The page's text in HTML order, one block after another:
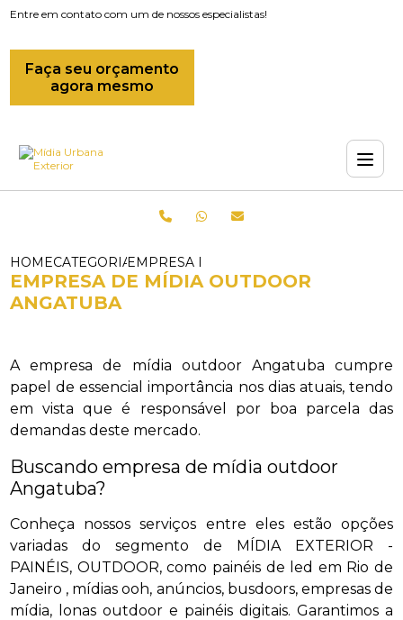
Entre em contato com um de nossos especialistas!
Faça seu orçamento
agora mesmo
HOMECATEGORIASEMPRESA DE MIDIAS
EMPRESA DE MÍDIA OUTDOOR
ANGATUBA
A empresa de mídia outdoor Angatuba cumpre
papel de essencial importância nos dias atuais, tendo
em vista que é responsável por boa parcela das
demandas deste mercado.
Buscando empresa de mídia outdoor
Angatuba?
Conheça nossos serviços entre eles estão opções
variadas do segmento de MÍDIA EXTERIOR -
PAINÉIS, OUTDOOR, como painéis de led em Rio de
Janeiro , mídias ooh, anúncios, busdoors, empresas de
mídia, lonas outdoor e painéis digitais. Garantimos a